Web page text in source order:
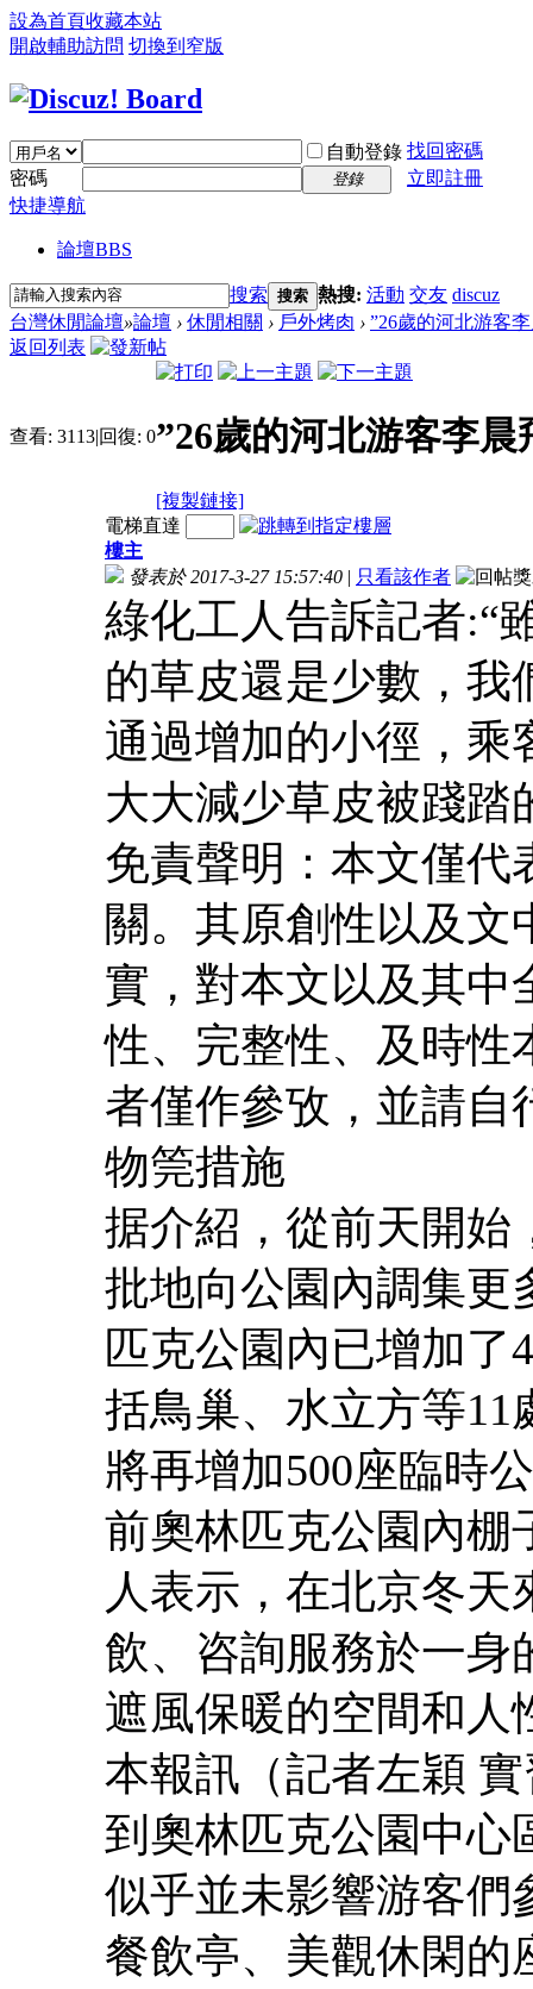
設為首頁收藏本站
開啟輔助訪問 切換到窄版
自動登錄 找回密碼
密碼
登錄
立即註冊
快捷導航
論壇BBS
搜索 搜索 熱搜: 活動 交友 discuz
台灣休閒論壇»論壇 › 休閒相關 › 戶外烤肉 › ”26歲的河北游客
返回列表
查看: 3113|回復: 0”26歲的河北游客李晨
[複製鏈接]
電梯直達
樓主
發表於 2017-3-27 15:57:40 | 只看該作者
綠化工人告訴記者:“
的草皮還是少數，我
通過增加的小徑，乘
大大減少草皮被踐踏
免責聲明：本文僅代
關。其原創性以及
實，對本文以及其中
性、完整性、及時性
者僅作參攷，並請自
物筦措施
据介紹，從前天開始
批地向公園內調集更
匹克公園內已增加了
括鳥巢、水立方等
將再增加500座臨時
前奧林匹克公園內棚
人表示，在北京冬
飲、咨詢服務於一身
遮風保暖的空間和人
本報訊（記者左穎
到奧林匹克公園中心
似乎並未影響游客們
餐飲亭、美觀休閑的